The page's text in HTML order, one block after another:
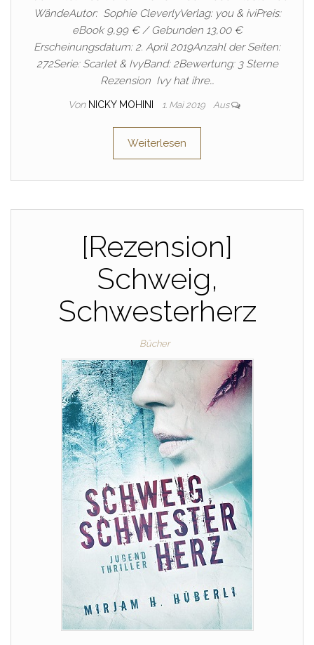
WändeAutor: Sophie CleverlyVerlag: you & iviPreis:
eBook 9,99 € / Gebunden 13,00 €
Erscheinungsdatum: 2. April 2019Anzahl der Seiten:
272Serie: Scarlet & IvyBand: 2Bewertung: 3 Sterne
Rezension Ivy hat ihre…
Von NICKY MOHINI 1. Mai 2019 Aus
Weiterlesen
[Rezension]
Schweig,
Schwesterherz
Bücher